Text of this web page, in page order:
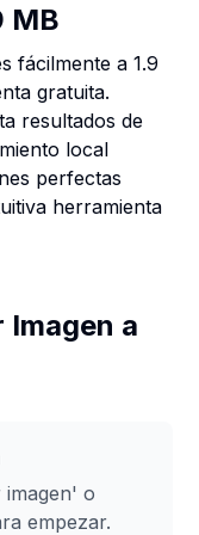
MB
fácilmente a 1.9
gratuita.
resultados de
local
perfectas
herramienta
Imagen a
o
empezar.